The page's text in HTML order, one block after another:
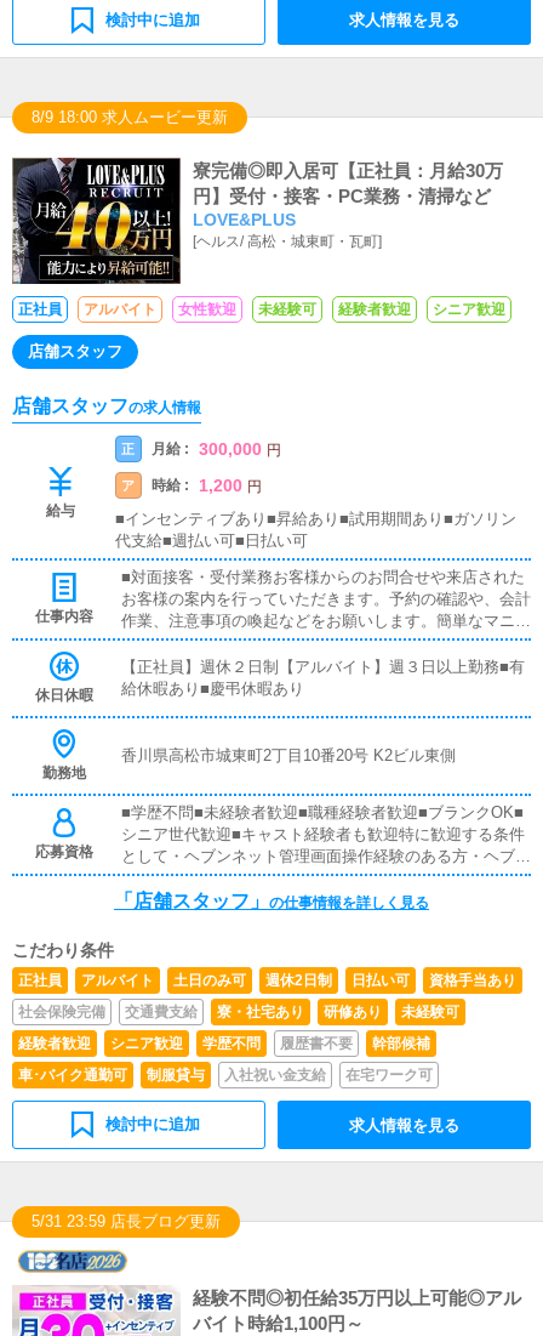
検討中に追加 求人情報を見る
8/9 18:00 求人ムービー更新
寮完備◎即入居可【正社員：月給30万
円】受付・接客・PC業務・清掃など
LOVE&PLUS
[ヘルス/高松・城東町・瓦町]
正社員 アルバイト 女性歓迎 未経験可 経験者歓迎 シニア歓迎
店舗スタッフ
店舗スタッフの求人情報
給与
正 月給 : 300,000 円
ア 時給 : 1,200 円
■インセンティブあり■昇給あり■試用期間あり■ガソリン
代支給■週払い可■日払い可
仕事内容
■対面接客・受付業務お客様からのお問合せや来店された
お客様の案内を行っていただきます。予約の確認や、会計
作業、注意事項の喚起などをお願いします。簡単なマニュ
アルや、先輩スタッフに付いて業務内容を見ながら徐々に
覚えていただきますので、未経験の方でも安心して働けま
す。■キャスト管理お店で働いていただいているキャスト
す。■PC更新業務ヘブンネットなど、ポータルサイト等の
情報やイベント、求人ブログの作成となります。基本的に
はボタンを押すだけや、ブログの更新時に簡単に文字が入
力出来れば問題ありません。PCが苦手な人でも簡単にで
きます。■清掃・備品管理お客様やキャストの方に快適に
行っていただきます。■企画の立案店舗イベントや店舗運
の入店数の増加】など、売上UPに繋がる施策の提案を行
っていただきます。
休日休暇
【正社員】週休２日制【アルバイト】週３日以上勤務■有
給休暇あり■慶弔休暇あり
勤務地
香川県高松市城東町2丁目10番20号 K2ビル東側
応募資格
■学歴不問■未経験者歓迎■職種経験者歓迎■ブランクOK■
シニア世代歓迎■キャスト経験者も歓迎特に歓迎する条件
として・ヘブンネット管理画面操作経験のある方・ヘブン
ネット各種機能に詳しく活用経験のある方
「店舗スタッフ」 の仕事情報を詳しく見る
こだわり条件
正社員 アルバイト 土日のみ可 週休2日制 日払い可
資格手当あり
社会保険完備
交通費支給 寮・社宅あり 研修あり
未経験可
経験者歓迎
シニア歓迎 学歴不問 履歴書不要
幹部候補
車･バイク通勤可
制服貸与 入社祝い金支給 在宅ワーク可
検討中に追加 求人情報を見る
5/31 23:59 店長ブログ更新
経験不問◎初任給35万円以上可能◎アル
バイト時給1,100円～